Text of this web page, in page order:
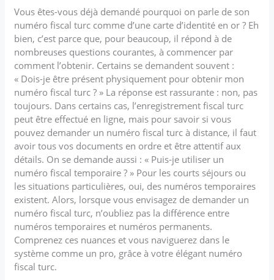
Vous êtes-vous déjà demandé pourquoi on parle de son
numéro fiscal turc comme d’une carte d’identité en or ? Eh
bien, c’est parce que, pour beaucoup, il répond à de
nombreuses questions courantes, à commencer par
comment l’obtenir. Certains se demandent souvent :
« Dois-je être présent physiquement pour obtenir mon
numéro fiscal turc ? » La réponse est rassurante : non, pas
toujours. Dans certains cas, l’enregistrement fiscal turc
peut être effectué en ligne, mais pour savoir si vous
pouvez demander un numéro fiscal turc à distance, il faut
avoir tous vos documents en ordre et être attentif aux
détails. On se demande aussi : « Puis-je utiliser un
numéro fiscal temporaire ? » Pour les courts séjours ou
les situations particulières, oui, des numéros temporaires
existent. Alors, lorsque vous envisagez de demander un
numéro fiscal turc, n’oubliez pas la différence entre
numéros temporaires et numéros permanents.
Comprenez ces nuances et vous naviguerez dans le
système comme un pro, grâce à votre élégant numéro
fiscal turc.